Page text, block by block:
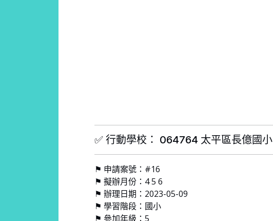
✅ 行動學校： 064764 太平區長億國小
⚑ 申請案號：#16
⚑ 擬辦月份：4 5 6
⚑ 辦理日期：2023-05-09
⚑ 學習階段：國小
⚑ 參加年級：5